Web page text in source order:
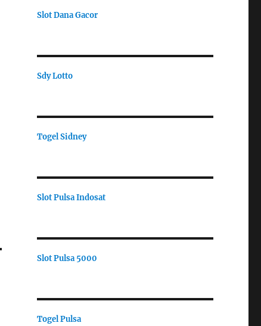
Slot Dana Gacor
Sdy Lotto
Togel Sidney
Slot Pulsa Indosat
Slot Pulsa 5000
Togel Pulsa